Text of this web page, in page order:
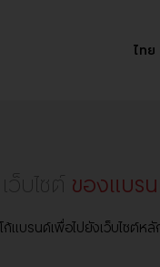
ไทย
ช่องทางการ
ขายรูปแบบใหม่
ขยายธุรกิจด้วย
เว็บไซต์ ของแบร
ก้แบรนด์เพื่อไปยังเว็บไซต์ห